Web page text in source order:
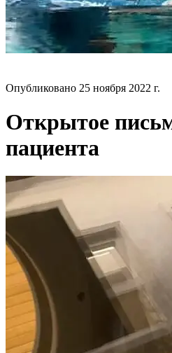
Опубликовано 25 ноября 2022 г.
Открытое
пациента